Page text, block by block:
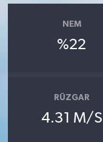
NEM
%22
RÜZGAR
4.31 M/S